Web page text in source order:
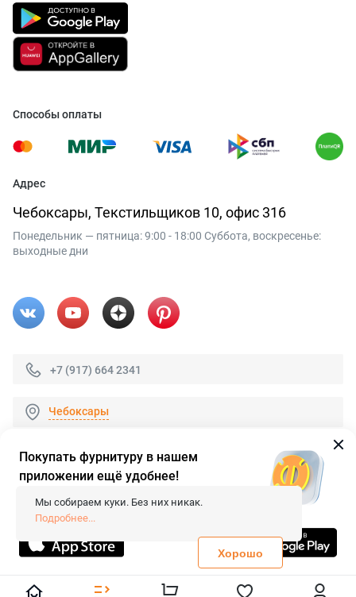
Способы оплаты
Адрес
Чебоксары, Текстильщиков 10, офис 316
Понедельник — пятница: 9:00 - 18:00 Суббота, воскресенье:
выходные дни
+7 (917) 664 2341
Чебоксары
© 2026 «FieraShop.ru»
Сопровождение сайта
- Вебформат.
Все права защищены.
Не является публичной офертой
Политика конфиденциальности
Покупать фурнитуру в нашем
приложении ещё удобнее!
Мы собираем куки. Без них никак.
Подробнее...
Хорошо